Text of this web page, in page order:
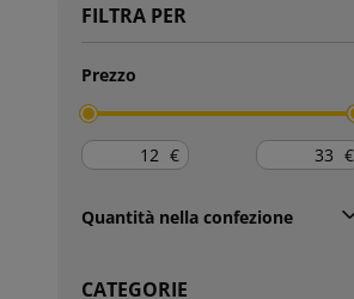
FILTRA PER
Prezzo
€ €
Quantità nella confezione
CATEGORIE